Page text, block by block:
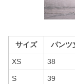
サイズ パンツ
XS 38
S 39